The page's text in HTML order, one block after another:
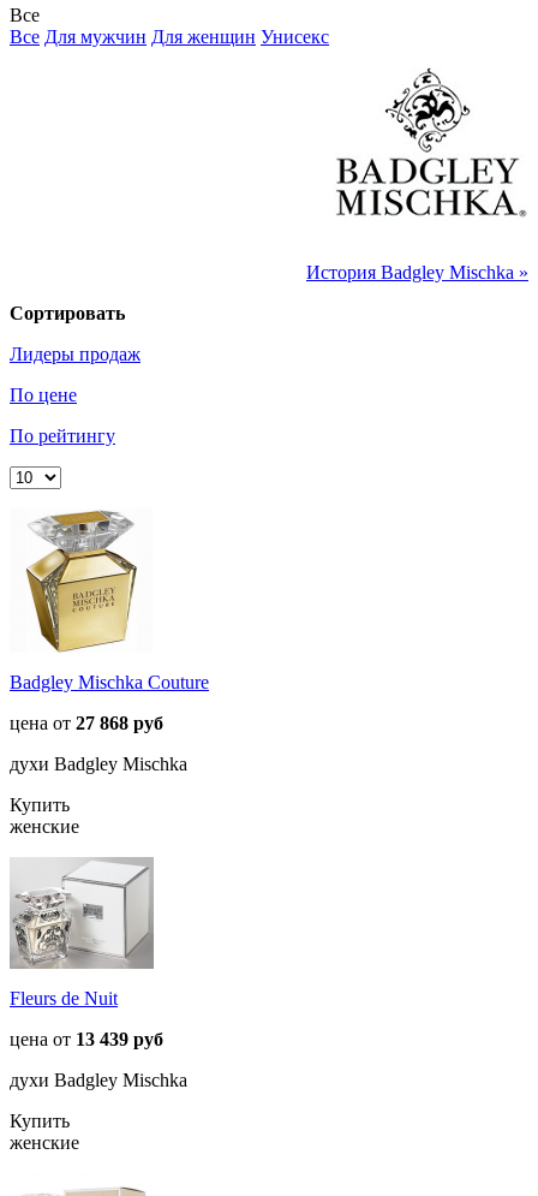
Все
Все Для мужчин Для женщин Унисекс
История Badgley Mischka »
Сортировать
Лидеры продаж
По цене
По рейтингу
Badgley Mischka Couture
цена от 27 868 руб
духи Badgley Mischka
Купить
женские
Fleurs de Nuit
цена от 13 439 руб
духи Badgley Mischka
Купить
женские